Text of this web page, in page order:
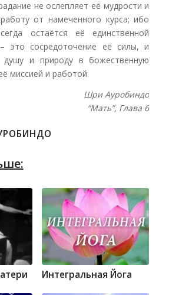
не ослепляет её мудрости и
от намеченного курса; ибо
остаётся её единственной
это сосредоточение её силы, и
душу и природу в божественную
миссией и работой.
Шри Ауробиндо
“Мать”, Глава 6
Интегральная Йога